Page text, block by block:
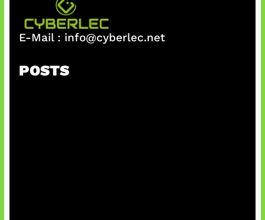
E-Mail : info@cyberlec.net
POSTS